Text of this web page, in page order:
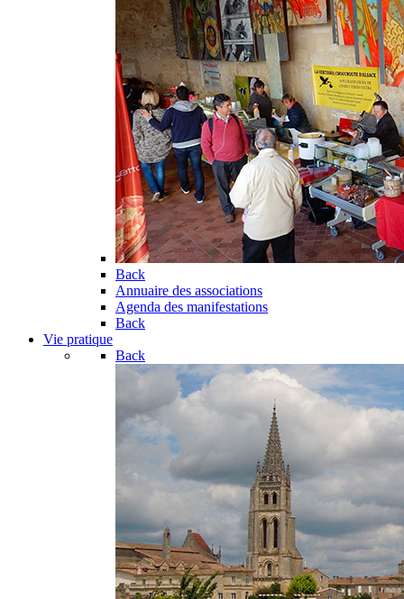
Back
Annuaire des associations
Agenda des manifestations
Back
Vie pratique
Back